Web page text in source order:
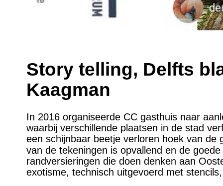
Story telling, Delfts
Kaagman
In 2016 organiseerde CC gasthuis naar
waarbij verschillende plaatsen in de stad
een schijnbaar beetje verloren hoek van
van de tekeningen is opvallend en de
randversieringen die doen denken aan
exotisme, technisch uitgevoerd met